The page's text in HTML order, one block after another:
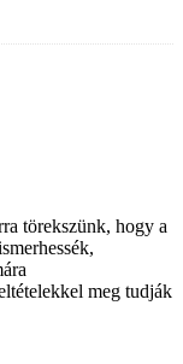
törekszünk, hogy a
meg tudják